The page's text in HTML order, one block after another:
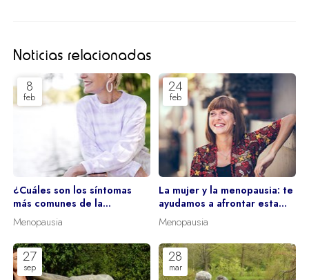
Noticias relacionadas
8
feb
¿Cuáles son los síntomas
más comunes de la
menopausia?
Menopausia
24
feb
La mujer y la menopausia: te
ayudamos a afrontar esta
etapa
Menopausia
27
sep
28
mar